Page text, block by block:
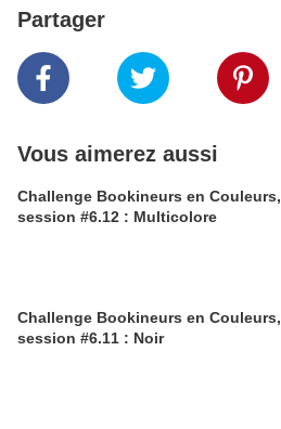
Partager
Vous aimerez aussi
Challenge Bookineurs en Couleurs,
session #6.12 : Multicolore
Challenge Bookineurs en Couleurs,
session #6.11 : Noir